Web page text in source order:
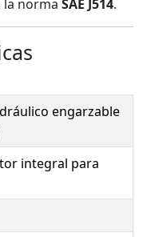
la norma SAE J514.
engarzable
integral para